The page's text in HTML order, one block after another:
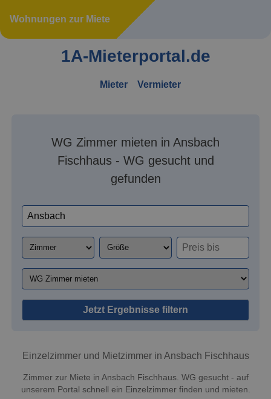
Wohnungen zur Miete
1A-Mieterportal.de
Mieter Vermieter
WG Zimmer mieten in Ansbach
Fischhaus - WG gesucht und
gefunden
Jetzt Ergebnisse filtern
Einzelzimmer und Mietzimmer in Ansbach Fischhaus
Zimmer zur Miete in Ansbach Fischhaus. WG gesucht - auf
unserem Portal schnell ein Einzelzimmer finden und mieten.